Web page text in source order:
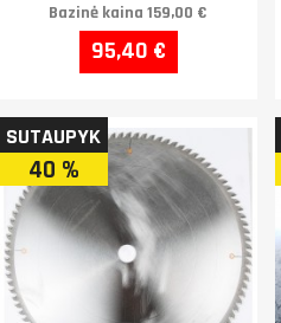
Bazinė kaina 159,00 €
95,40 €
SUTAUPYK
40 %